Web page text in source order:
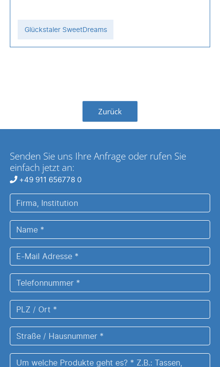
Glückstaler SweetDreams
Zurück
Senden Sie uns Ihre Anfrage oder rufen Sie
einfach jetzt an:
+49 911 656778 0
Firma,
Institution
Name
*
E-
Mail
Adresse
*
Telefonnummer
*
PLZ
/
Ort
*
Straße
/
Hausnummer
Um